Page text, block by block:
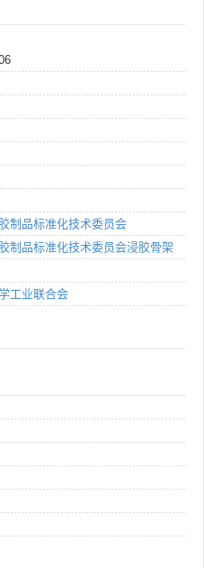
制品标准化技术委员会
制品标准化技术委员会浸胶骨架
工业联合会